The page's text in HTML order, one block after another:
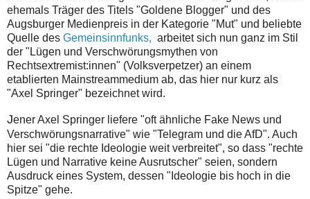
ehemals Träger des Titels "Goldene Blogger" und des
Augsburger Medienpreis in der Kategorie "Mut" und beliebte
Quelle des Gemeinsinnfunks, arbeitet sich nun ganz im Stil
der "Lügen und Verschwörungsmythen von
Rechtsextremist:innen" (Volksverpetzer) an einem
etablierten Mainstreammedium ab, das hier nur kurz als
"Axel Springer" bezeichnet wird.
Jener Axel Springer liefere "oft ähnliche Fake News und
Verschwörungsnarrative" wie "Telegram und die AfD". Auch
hier sei "die rechte Ideologie weit verbreitet", so dass "rechte
Lügen und Narrative keine Ausrutscher" seien, sondern
Ausdruck eines System, dessen "Ideologie bis hoch in die
Spitze" gehe.